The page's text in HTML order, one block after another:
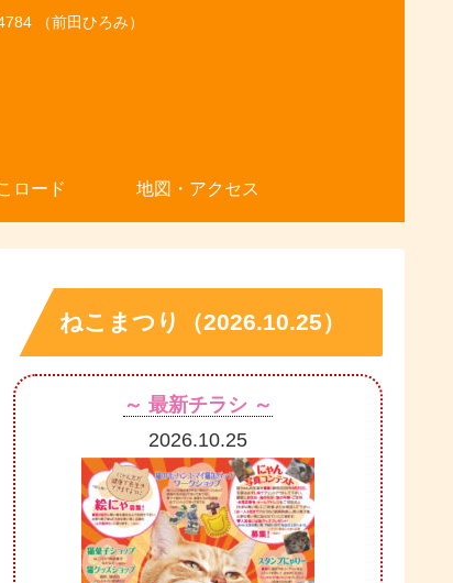
（前田ひろみ）
ロード 地図・アクセス
ねこまつり（2026.10.25）
～ 最新チラシ ～
2026.10.25